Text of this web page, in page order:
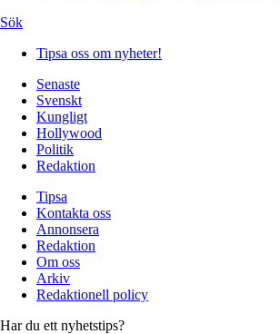
Sök
Tipsa oss om nyheter!
Senaste
Svenskt
Kungligt
Hollywood
Politik
Redaktion
Tipsa
Kontakta oss
Annonsera
Redaktion
Om oss
Arkiv
Redaktionell policy
Har du ett nyhetstips?